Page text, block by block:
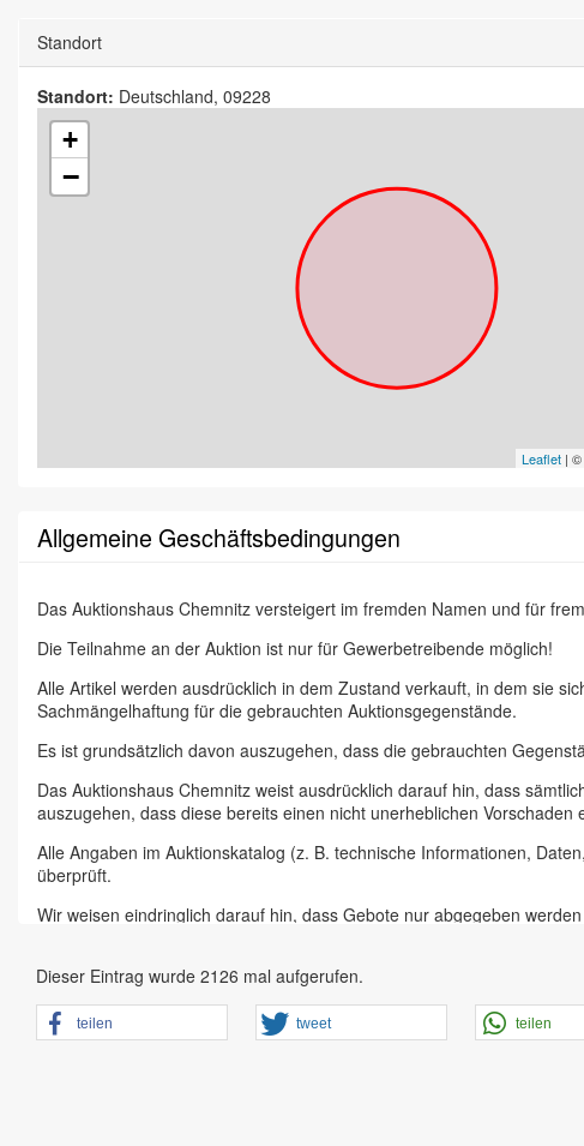
Standort
Standort: Deutschland, 09228
+
−
Leaflet | ©
Allgemeine Geschäftsbedingungen
Das Auktionshaus Chemnitz versteigert im fremden Namen und für
Die Teilnahme an der Auktion ist nur für Gewerbetreibende möglich!
Alle Artikel werden ausdrücklich in dem Zustand verkauft, in dem sie
Sachmängelhaftung für die gebrauchten Auktionsgegenstände.
Es ist grundsätzlich davon auszugehen, dass die gebrauchten
Das Auktionshaus Chemnitz weist ausdrücklich darauf hin, dass
auszugehen, dass diese bereits einen nicht unerheblichen Vorschaden
Alle Angaben im Auktionskatalog (z. B. technische Informationen,
überprüft.
Wir weisen eindringlich darauf hin, dass Gebote nur abgegeben
Online Bieter, Bieter bei Vor-Ort-Versteigerungen direkt beim Einlieferer
Sämtliche Neueingänge werden sofort online gestellt. Sobald ein
vorheriger Anmeldung zu besichtigen.
Dieser Eintrag wurde 2126 mal aufgerufen.
teilen tweet teilen